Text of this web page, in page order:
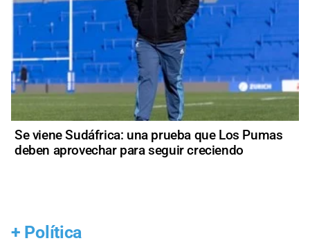
Se viene Sudáfrica: una prueba que Los Pumas
deben aprovechar para seguir creciendo
+ Política